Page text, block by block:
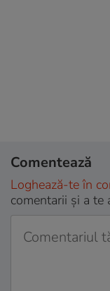
Comentează
Loghează-te în
comentarii și a te